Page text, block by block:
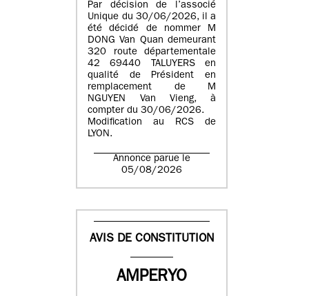
Par décision de l’associé
Unique du 30/06/2026, il a
été décidé de nommer M
DONG Van Quan demeurant
320 route départementale
42 69440 TALUYERS en
qualité de Président en
remplacement de M
NGUYEN Van Vieng, à
compter du 30/06/2026.
Modification au RCS de
LYON.
Annonce parue le
05/08/2026
AVIS DE CONSTITUTION
AMPERYO